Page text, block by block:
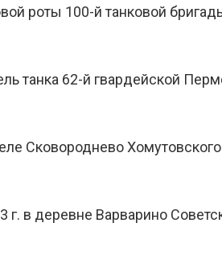
роты 100-й танковой
танка 62-й гвардейской
Сковороднево
в деревне Варварино